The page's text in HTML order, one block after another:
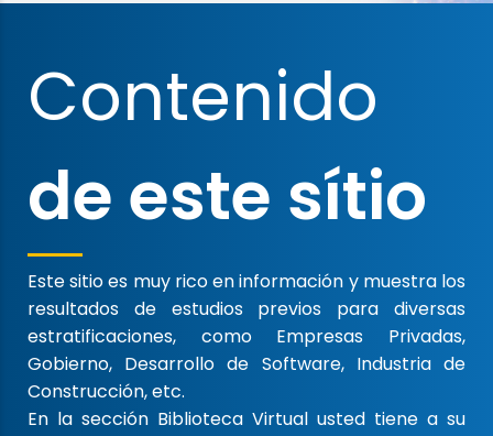
Contenido
de este sítio
Este sitio es muy rico en información y muestra los
resultados de estudios previos para diversas
estratificaciones, como Empresas Privadas,
Gobierno, Desarrollo de Software, Industria de
Construcción, etc.
En la sección Biblioteca Virtual usted tiene a su